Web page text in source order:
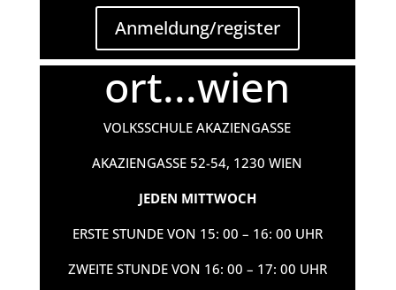
Anmeldung/register
ort...wien
VOLKSSCHULE AKAZIENGASSE
AKAZIENGASSE 52-54, 1230 WIEN
JEDEN MITTWOCH
ERSTE STUNDE VON 15: 00 – 16: 00 UHR
ZWEITE STUNDE VON 16: 00 – 17: 00 UHR